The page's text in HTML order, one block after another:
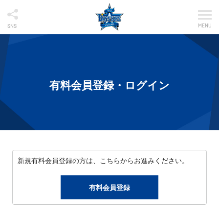
SNS MENU
有料会員登録・ログイン
新規有料会員登録の方は、こちらからお進みください。
有料会員登録